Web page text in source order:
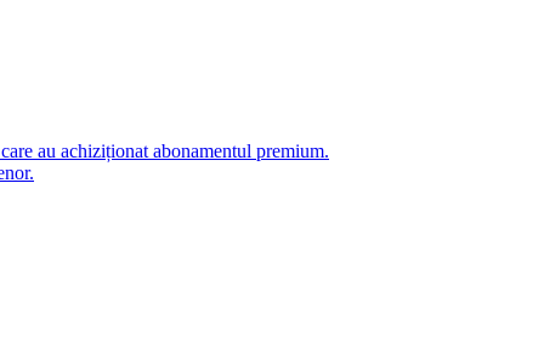
au achiziționat abonamentul premium.